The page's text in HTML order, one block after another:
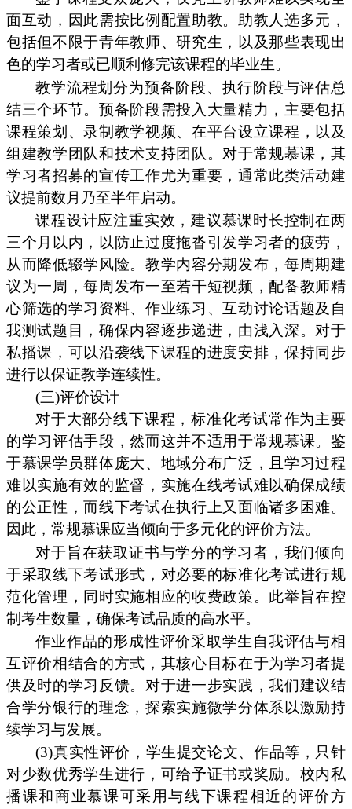
面互动，因此需按比例配置助教。助教人选多元，
包括但不限于青年教师、研究生，以及那些表现出
色的学习者或已顺利修完该课程的毕业生。
教学流程划分为预备阶段、执行阶段与评估总
结三个环节。预备阶段需投入大量精力，主要包括
课程策划、录制教学视频、在平台设立课程，以及
组建教学团队和技术支持团队。对于常规慕课，其
学习者招募的宣传工作尤为重要，通常此类活动建
议提前数月乃至半年启动。
课程设计应注重实效，建议慕课时长控制在两
三个月以内，以防止过度拖沓引发学习者的疲劳，
从而降低辍学风险。教学内容分期发布，每周期建
议为一周，每周发布一至若干短视频，配备教师精
心筛选的学习资料、作业练习、互动讨论话题及自
我测试题目，确保内容逐步递进，由浅入深。对于
私播课，可以沿袭线下课程的进度安排，保持同步
进行以保证教学连续性。
(三)评价设计
对于大部分线下课程，标准化考试常作为主要
的学习评估手段，然而这并不适用于常规慕课。鉴
于慕课学员群体庞大、地域分布广泛，且学习过程
难以实施有效的监督，实施在线考试难以确保成绩
的公正性，而线下考试在执行上又面临诸多困难。
因此，常规慕课应当倾向于多元化的评价方法。
对于旨在获取证书与学分的学习者，我们倾向
于采取线下考试形式，对必要的标准化考试进行规
范化管理，同时实施相应的收费政策。此举旨在控
制考生数量，确保考试品质的高水平。
作业作品的形成性评价采取学生自我评估与相
互评价相结合的方式，其核心目标在于为学习者提
供及时的学习反馈。对于进一步实践，我们建议结
合学分银行的理念，探索实施微学分体系以激励持
续学习与发展。
(3)真实性评价，学生提交论文、作品等，只针
对少数优秀学生进行，可给予证书或奖励。校内私
播课和商业慕课可采用与线下课程相近的评价方